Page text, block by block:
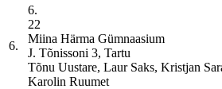
6.
6.
22
Miina Härma Gümnaasium
J. Tõnissoni 3, Tartu
Tõnu Uustare, Laur Saks, Kristjan
Karolin Ruumet